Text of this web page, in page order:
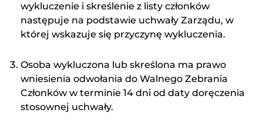
wykluczenie i skreślenie z listy członków
następuje na podstawie uchwały Zarządu, w
której wskazuje się przyczynę wykluczenia.
Osoba wykluczona lub skreślona ma prawo
wniesienia odwołania do Walnego Zebrania
Członków w terminie 14 dni od daty doręczenia
stosownej uchwały.